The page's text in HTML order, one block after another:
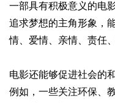
一部具有积极意义的电
追求梦想的主角形象，
情、爱情、亲情、责任
电影还能够促进社会的
例如，一些关注环保、